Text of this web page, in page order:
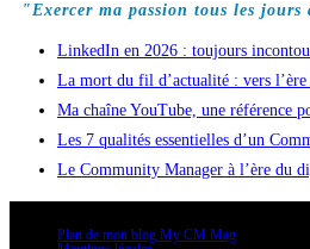
"Exercer ma passion tous les jours
LinkedIn en 2026 : toujours
La mort du fil d’actualité : vers
Ma chaîne YouTube, une référence
Les 7 qualités essentielles d’un
Le Community Manager à l’ère du
Plan de mon blog My CM Mag